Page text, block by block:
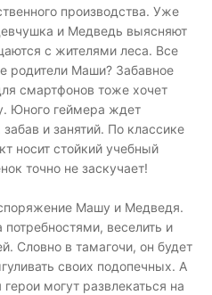
производства. Уже
и Медведь выясняют
с жителями леса. Все
родители Маши? Забавное
смартфонов тоже хочет
Юного геймера ждет
и занятий. По классике
носит стойкий учебный
точно не заскучает!
Машу и Медведя.
веселить и
Словно в тамагочи, он будет
своих подопечных. А
могут развлекаться на